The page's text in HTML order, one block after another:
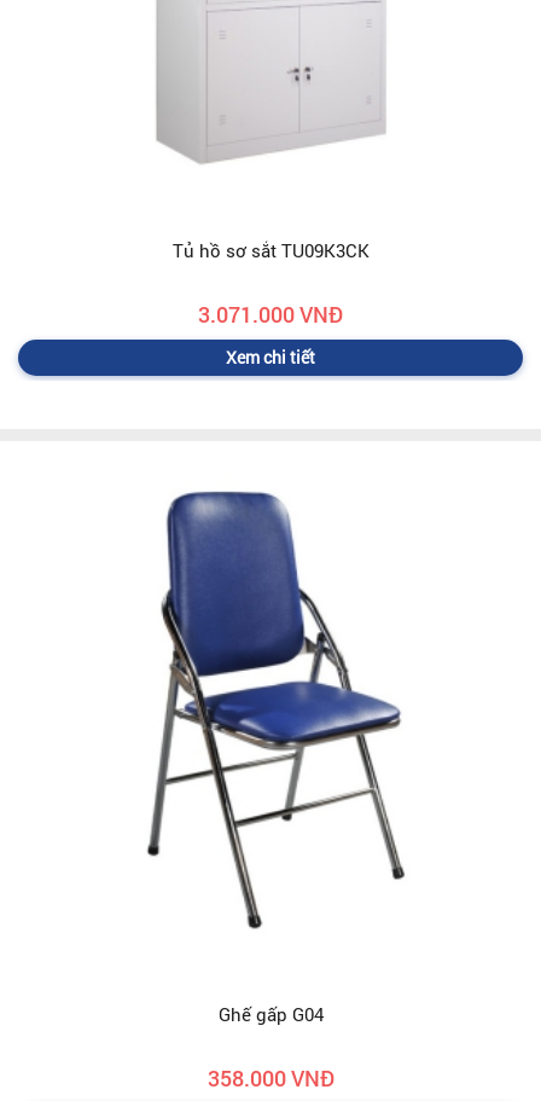
Tủ hồ sơ sắt TU09K3CK
3.071.000 VNĐ
Xem chi tiết
Ghế gấp G04
358.000 VNĐ